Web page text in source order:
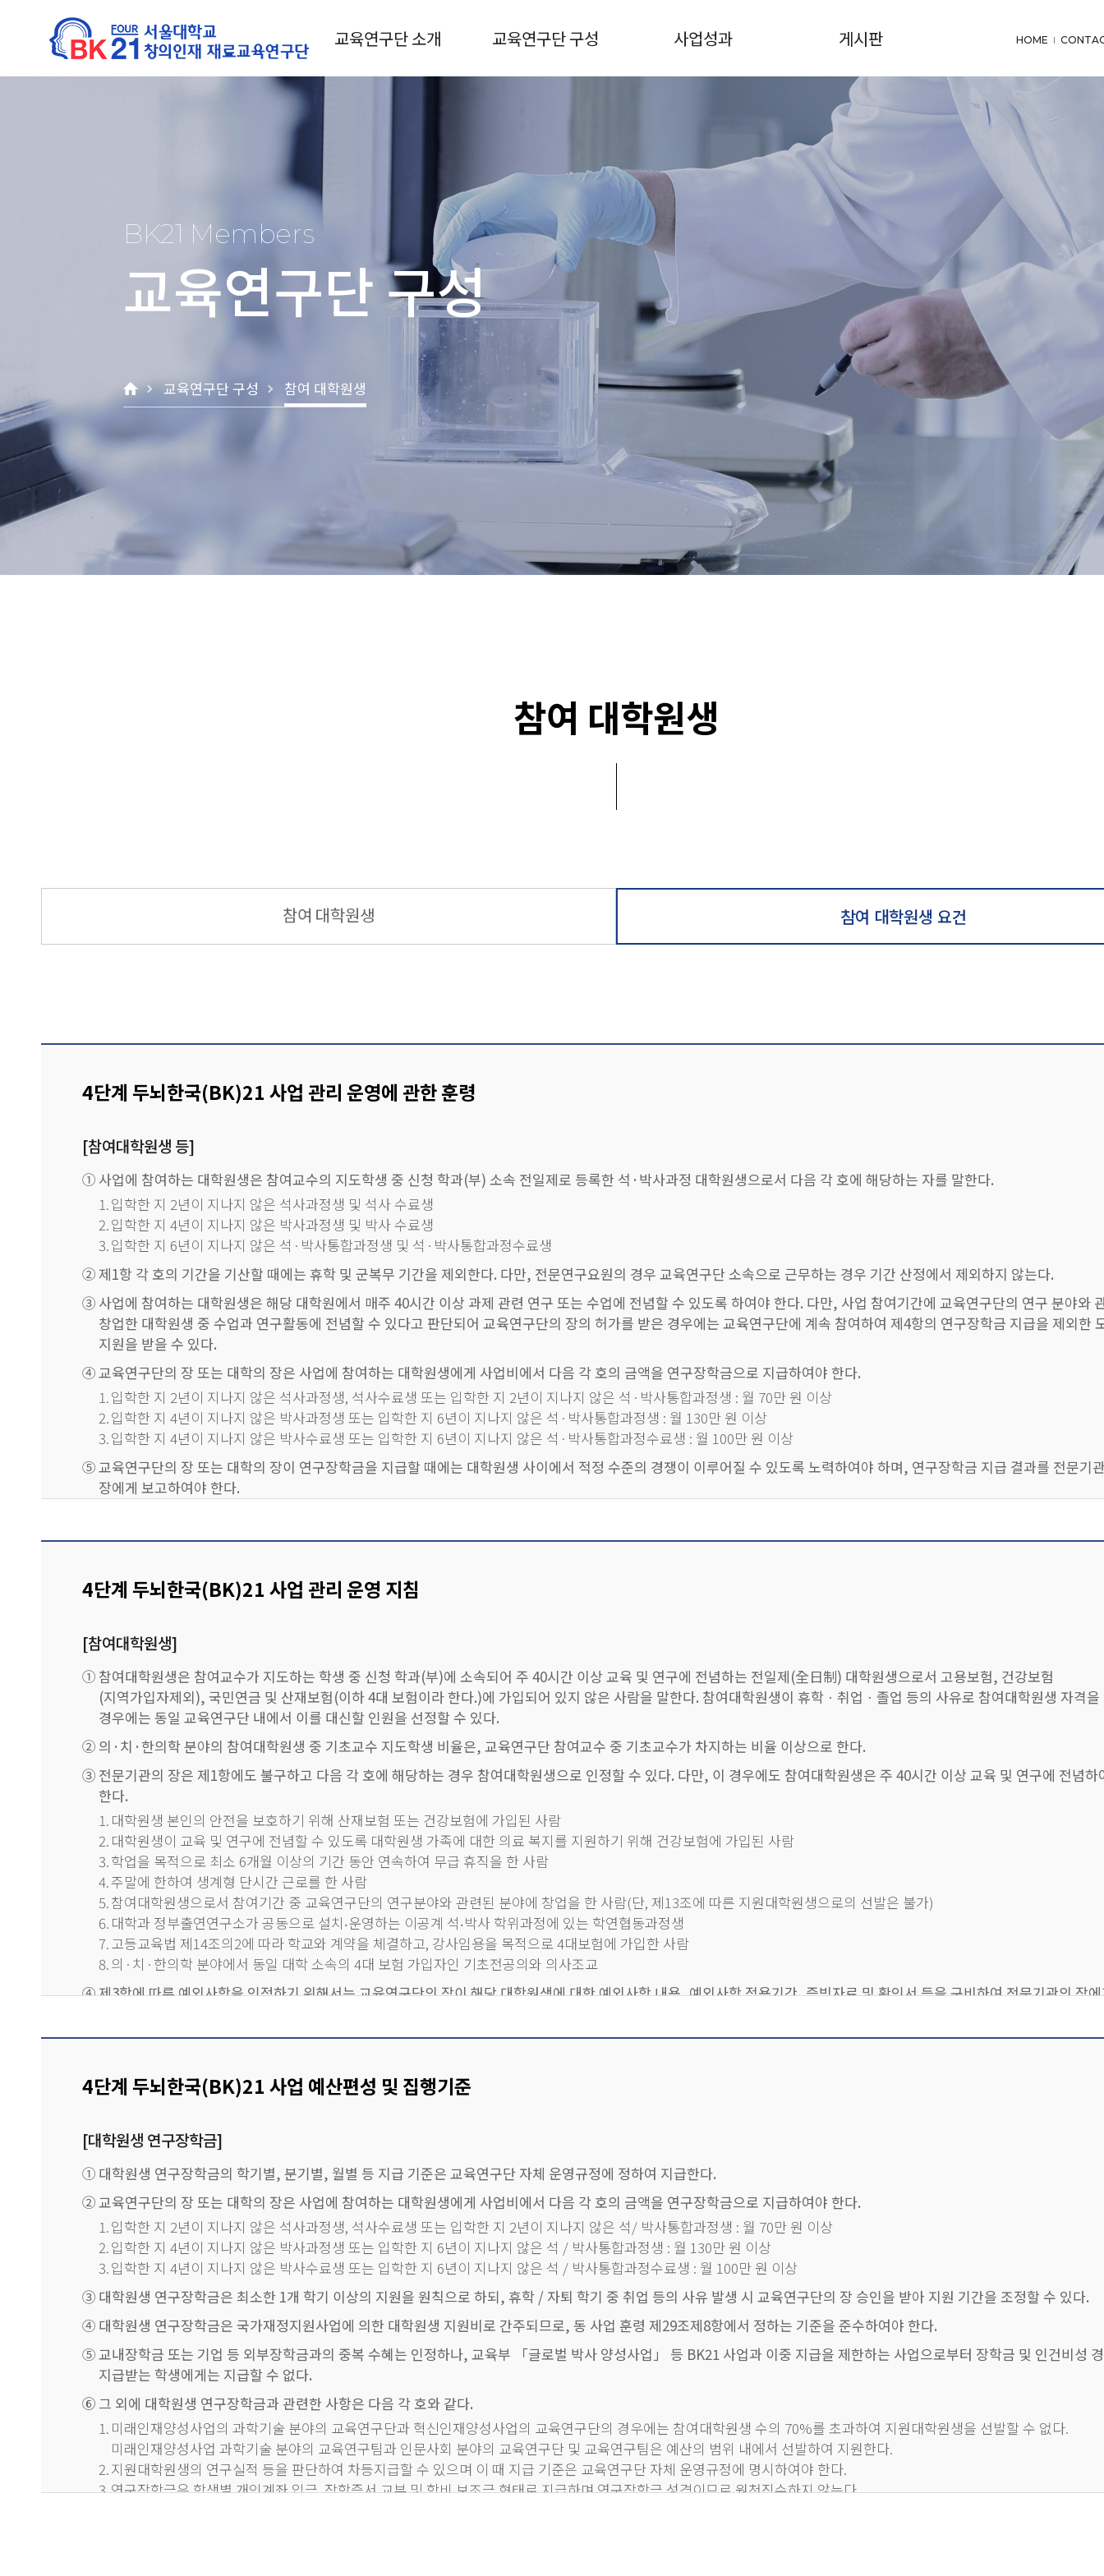
교육연구단 소개 교육연구단 구성 사업성과 게시판 HOME
BK21 Members
교육연구단 구성
교육연구단 구성 참여 대학원생
참여 대학원생
참여 대학원생 참여 대학원생 요건
4단계 두뇌한국(BK)21 사업 관리 운영에 관한 훈령
[참여대학원생 등]
① 사업에 참여하는 대학원생은 참여교수의 지도학생 중 신청 학과(부) 소속 전일제로 등록한 석·박사과정 대학원생으로서 다음 각 호에 해당하는 자를 말한다.
1.입학한 지 2년이 지나지 않은 석사과정생 및 석사 수료생
2.입학한 지 4년이 지나지 않은 박사과정생 및 박사 수료생
3.입학한 지 6년이 지나지 않은 석·박사통합과정생 및 석·박사통합과정수료생
②제1항 각 호의 기간을 기산할 때에는 휴학 및 군복무 기간을 제외한다. 다만, 전문연구요원의 경우 교육연구단 소속으로 근무하는 경우 기간 산정에서 제외하지 않는다.
③ 사업에 참여하는 대학원생은 해당 대학원에서 매주 40시간 이상 과제 관련 연구 또는 수업에 전념할 수 있도록 하여야 한다. 다만, 사업 참여기간에 교육연구단의 연구 분야와
창업한 대학원생 중 수업과 연구활동에 전념할 수 있다고 판단되어 교육연구단의 장의 허가를 받은 경우에는 교육연구단에 계속 참여하여 제4항의 연구장학금 지급을 제외한
지원을 받을 수 있다.
④교육연구단의 장 또는 대학의 장은 사업에 참여하는 대학원생에게 사업비에서 다음 각 호의 금액을 연구장학금으로 지급하여야 한다.
1.입학한 지 2년이 지나지 않은 석사과정생, 석사수료생 또는 입학한 지 2년이 지나지 않은 석·박사통합과정생 : 월 70만 원 이상
2.입학한 지 4년이 지나지 않은 박사과정생 또는 입학한 지 6년이 지나지 않은 석·박사통합과정생 : 월 130만 원 이상
3.입학한 지 4년이 지나지 않은 박사수료생 또는 입학한 지 6년이 지나지 않은 석·박사통합과정수료생 : 월 100만 원 이상
⑤교육연구단의 장 또는 대학의 장이 연구장학금을 지급할 때에는 대학원생 사이에서 적정 수준의 경쟁이 이루어질 수 있도록 노력하여야 하며, 연구장학금 지급 결과를 전문기
장에게 보고하여야 한다.
할 수 없다.
할 수 있다.
⑨대학원생의 참여 및 지원 등에 필요한 세부사항에 대하여는 장관 또는 전문기관의 장이 따로 정한다.
⑩ 전문기관의 장은 사업에 참여하는 대학원생이 「국가연구개발사업의 관리 등에 관한 규정」 제30조제1항 각 호에서 정한 연구부정행위를 했다고 판단된 경우에는 3년 이내의
범위에서 해당 대학원생의 사업 참여를 제한할 수 있다.
4단계 두뇌한국(BK)21 사업 관리 운영 지침
[참여대학원생]
① 참여대학원생은 참여교수가 지도하는 학생 중 신청 학과(부)에 소속되어 주 40시간 이상 교육 및 연구에 전념하는 전일제(全日制) 대학원생으로서 고용보험, 건강보험
(지역가입자제외), 국민연금 및 산재보험(이하 4대 보험이라 한다.)에 가입되어 있지 않은 사람을 말한다. 참여대학원생이 휴학ㆍ취업ㆍ졸업 등의 사유로 참여대학원생 자격
경우에는 동일 교육연구단 내에서 이를 대신할 인원을 선정할 수 있다.
② 의·치·한의학 분야의 참여대학원생 중 기초교수 지도학생 비율은, 교육연구단 참여교수 중 기초교수가 차지하는 비율 이상으로 한다.
③ 전문기관의 장은 제1항에도 불구하고 다음 각 호에 해당하는 경우 참여대학원생으로 인정할 수 있다. 다만, 이 경우에도 참여대학원생은 주 40시간 이상 교육 및 연구에 전념하
한다.
1. 대학원생 본인의 안전을 보호하기 위해 산재보험 또는 건강보험에 가입된 사람
2. 대학원생이 교육 및 연구에 전념할 수 있도록 대학원생 가족에 대한 의료 복지를 지원하기 위해 건강보험에 가입된 사람
3.학업을 목적으로 최소 6개월 이상의 기간 동안 연속하여 무급 휴직을 한 사람
4.주말에 한하여 생계형 단시간 근로를 한 사람
5.참여대학원생으로서 참여기간 중 교육연구단의 연구분야와 관련된 분야에 창업을 한 사람(단, 제13조에 따른 지원대학원생으로의 선발은 불가)
6. 대학과 정부출연연구소가 공동으로 설치‧운영하는 이공계 석‧박사 학위과정에 있는 학연협동과정생
7.고등교육법 제14조의2에 따라 학교와 계약을 체결하고, 강사임용을 목적으로 4대보험에 가입한 사람
8.의·치·한의학 분야에서 동일 대학 소속의 4대 보험 가입자인 기초전공의와 의사조교
④제3항에 따른 예외사항을 인정하기 위해서는 교육연구단의 장이 해당 대학원생에 대한 예외사항 내용, 예외사항 적용기간, 증빙자료 및 확인서 등을 구비하여 전문기관의 장
⑤참여대학원생은 4단계 BK21 사업의 지원을 받을 수 있다.
교육연구단의 장은 이를 참여대학원생에게 사전에 공지하고 동의를 받아야 한다.
의료행위는 할 수 없다.
⑧ 대학의 장 또는 교육연구단의 장은 사업기간 동안 참여대학원생의 전일제 여부를 검증하기 위하여 매년 4월 1일, 10월 1일을 기준으로 참여대학원생의 4대 보험가입 여부를
장은 부당하게 지급된 지원금을 즉시 환수할 수 있다.
자격증 대여 등 부적격 및 비전일제 학생 처리에 관한 사항은 별표2에 따른다.
교육연구단의 장은 외국인 대학원생이 교육연구단 내에서 참여대학원생으로서 연구과제의 참여, 학술문헌번역 등 구체적인 과업수행을 하는 경우 대학원생 연구장학금의 지
범위에서 연구장학금을 지급할 수 있다.
⑪ 대학원생의 지도교수가 두 명 이상인 경우, 지도교수 전원이 사업 참여교수인 경우에 한하여 참여대학원생으로 인정될 수 있다. 다만, 공동 지도교수 중 일부가 타 학과 소속인
해당 타 학과 교수를 제외한 나머지 지도교수 전원의 사업 참여 조건을 적용한다.
[참여대학원생의 변경]
참여대학원생은 참여교수 변경, 입학, 졸업, 취업, 휴학, 경쟁을 유도하기 위한 교육연구단의 장의 변경 조치, 기타 사유에 의하여 변경될 수 있다.
교육연구단의 장은 참여대학원생이 변경될 경우 지침 제11조에 의한 적격 여부를 확인하여야 한다.
③참여대학원생이 변경될 경우 교육연구단의 장은 대학 본부(산학협력단)에 변경사항을 보고하여야 한다.
4단계 두뇌한국(BK)21 사업 예산편성 및 집행기준
[대학원생 연구장학금]
① 대학원생 연구장학금의 학기별, 분기별, 월별 등 지급 기준은 교육연구단 자체 운영규정에 정하여 지급한다.
②교육연구단의 장 또는 대학의 장은 사업에 참여하는 대학원생에게 사업비에서 다음 각 호의 금액을 연구장학금으로 지급하여야 한다.
1.입학한 지 2년이 지나지 않은 석사과정생, 석사수료생 또는 입학한 지 2년이 지나지 않은 석/ 박사통합과정생 : 월 70만 원 이상
2.입학한 지 4년이 지나지 않은 박사과정생 또는 입학한 지 6년이 지나지 않은 석 / 박사통합과정생 : 월 130만 원 이상
3.입학한 지 4년이 지나지 않은 박사수료생 또는 입학한 지 6년이 지나지 않은 석 / 박사통합과정수료생 : 월 100만 원 이상
③ 대학원생 연구장학금은 최소한 1개 학기 이상의 지원을 원칙으로 하되, 휴학 / 자퇴 학기 중 취업 등의 사유 발생 시 교육연구단의 장 승인을 받아 지원 기간을 조정할 수 있다.
④ 대학원생 연구장학금은 국가재정지원사업에 의한 대학원생 지원비로 간주되므로, 동 사업 훈령 제29조제8항에서 정하는 기준을 준수하여야 한다.
⑤교내장학금 또는 기업 등 외부장학금과의 중복 수혜는 인정하나, 교육부 「글로벌 박사 양성사업」 등 BK21 사업과 이중 지급을 제한하는 사업으로부터 장학금 및 인건비성
지급받는 학생에게는 지급할 수 없다.
⑥ 그 외에 대학원생 연구장학금과 관련한 사항은 다음 각 호와 같다.
1. 미래인재양성사업의 과학기술 분야의 교육연구단과 혁신인재양성사업의 교육연구단의 경우에는 참여대학원생 수의 70%를 초과하여 지원대학원생을 선발할 수 없다.
미래인재양성사업 과학기술 분야의 교육연구팀과 인문사회 분야의 교육연구단 및 교육연구팀은 예산의 범위 내에서 선발하여 지원한다.
2.지원대학원생의 연구실적 등을 판단하여 차등지급할 수 있으며 이 때 지급 기준은 교육연구단 자체 운영규정에 명시하여야 한다.
3.연구장학금은 학생별 개인계좌 입금, 장학증서 교부 및 학비 보조금 형태로 지급하며 연구장학금 성격이므로 원천징수하지 않는다.